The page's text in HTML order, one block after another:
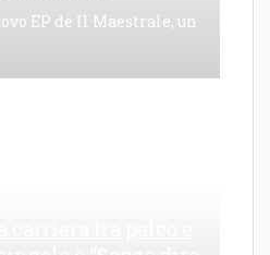
EP de Il Maestrale, un